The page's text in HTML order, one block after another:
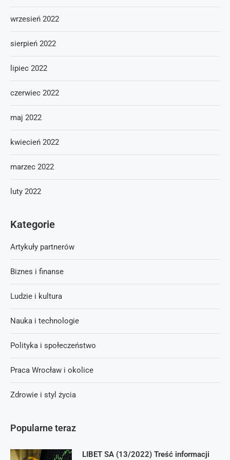
Popularne teraz
LIBET SA (13/2022) Treść informacji
wrzesień 2022
sierpień 2022
lipiec 2022
czerwiec 2022
maj 2022
kwiecień 2022
marzec 2022
luty 2022
Kategorie
Artykuły partnerów
Biznes i finanse
Ludzie i kultura
Nauka i technologie
Polityka i społeczeństwo
Praca Wrocław i okolice
Zdrowie i styl życia